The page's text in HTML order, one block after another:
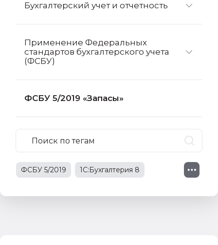
Бухгалтерский учет и отчетность
Применение Федеральных
стандартов бухгалтерского учета
(ФСБУ)
ФСБУ 5/2019 «Запасы»
ФСБУ 5/2019 1С:Бухгалтерия 8